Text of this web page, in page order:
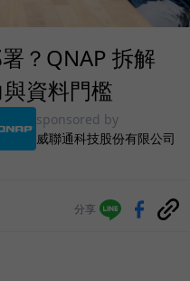
？QNAP 拆解
資料門檻
sponsored by
威聯通科技股份有限公司
分享